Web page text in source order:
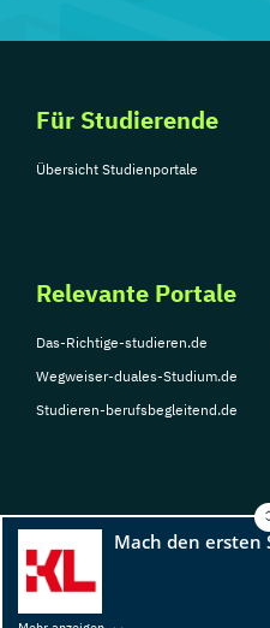
Für Studierende
Übersicht Studienportale
Relevante Portale
Das-Richtige-studieren.de
Wegweiser-duales-Studium.de
Studieren-berufsbegleitend.de
© Copyright 2026, TarGroup Media GmbH